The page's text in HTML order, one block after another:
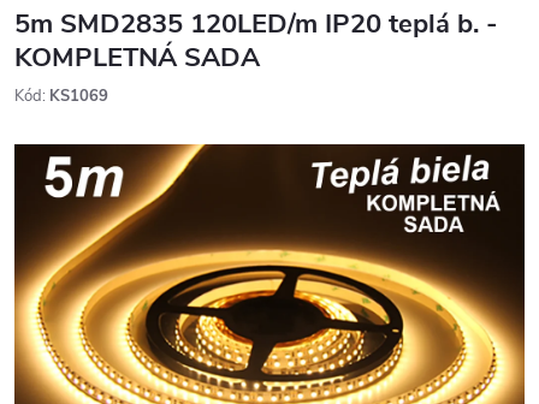
5m SMD2835 120LED/m IP20 teplá b. -
KOMPLETNÁ SADA
Kód: KS1069